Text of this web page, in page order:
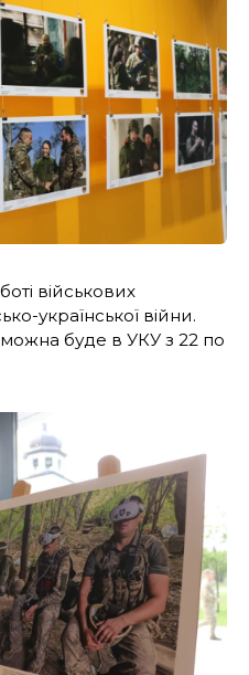
військових
української війни.
буде в УКУ з 22 по